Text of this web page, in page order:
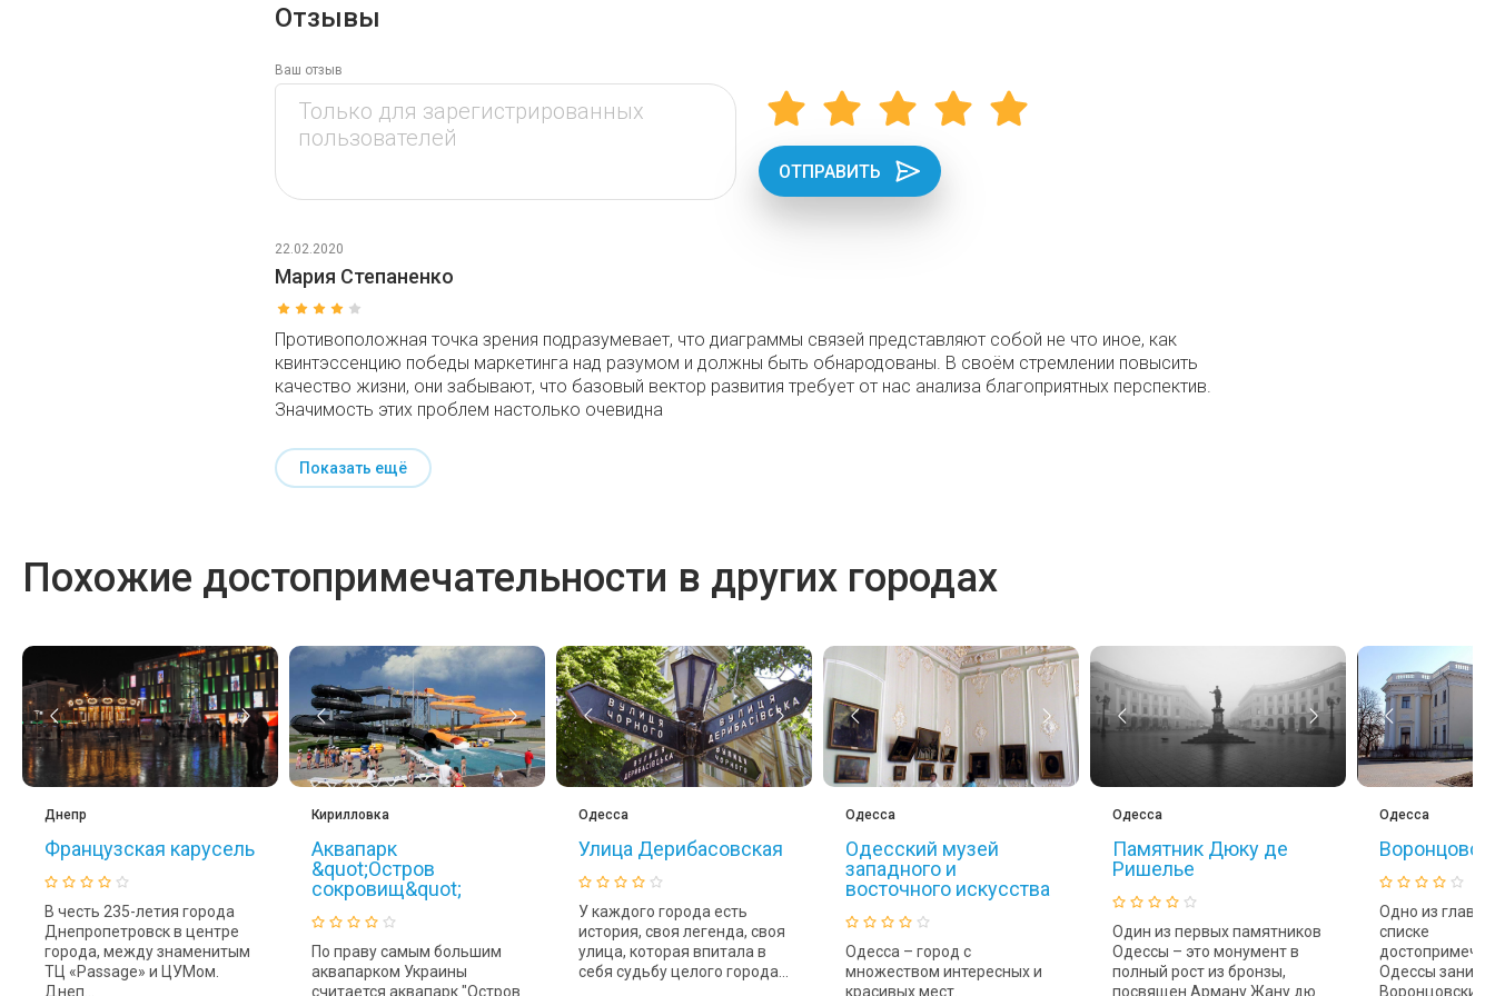
Отзывы
Ваш отзыв
ОТПРАВИТЬ
22.02.2020
Мария Степаненко
Противоположная точка зрения подразумевает, что диаграммы связей представляют собой не что иное, как
квинтэссенцию победы маркетинга над разумом и должны быть обнародованы. В своём стремлении повысить
качество жизни, они забывают, что базовый вектор развития требует от нас анализа благоприятных перспектив.
Значимость этих проблем настолько очевидна
Показать ещё
Похожие достопримечательности в других городах
Днепр
Французская карусель
В честь 235-летия города
Днепропетровск в центре
города, между знаменитым
ТЦ «Passage» и ЦУМом.
Днеп...
Кирилловка
Аквапарк
&quot;Остров
сокровищ&quot;
По праву самым большим
аквапарком Украины
считается аквапарк "Остров
Одесса
Улица Дерибасовская
У каждого города есть
история, своя легенда, своя
улица, которая впитала в
себя судьбу целого города...
Одесса
Одесский музей
западного и
восточного искусства
Одесса – город с
множеством интересных и
красивых мест.
Одесса
Памятник Дюку де
Ришелье
Один из первых памятников
Одессы – это монумент в
полный рост из бронзы,
посвящен Арману Жану дю
Одесса
Одно из
списке
Одессы
Воронцовский